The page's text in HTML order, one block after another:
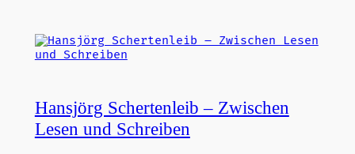
Hansjörg Schertenleib – Zwischen
Lesen und Schreiben